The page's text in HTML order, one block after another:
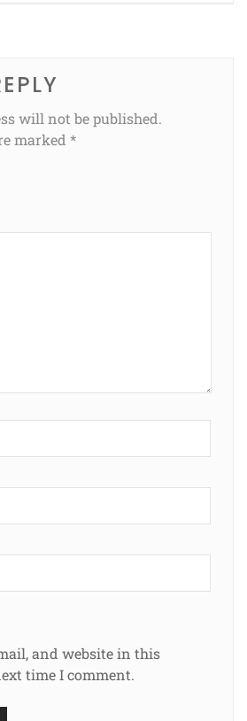
will not be published.
marked *
and website in this
time I comment.